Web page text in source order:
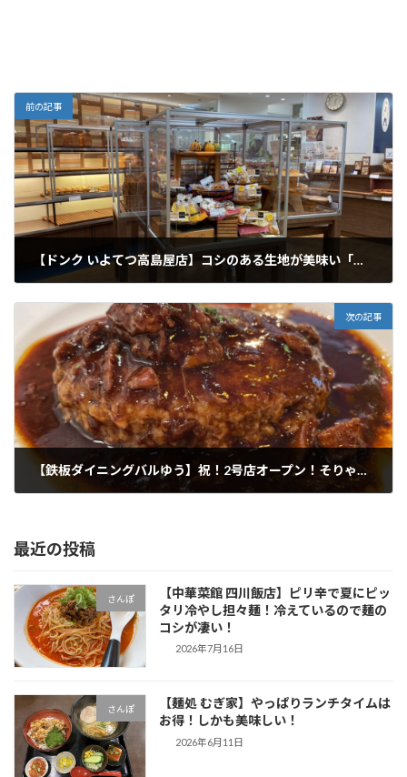
前の記事
【ドンク いよてつ高島屋店】コシのある生地が美味い「塩あんバター」！プティバタールなどはお好みでカットしてくれる！
次の記事
【鉄板ダイニングバルゆう】祝！2号店オープン！そりゃあの美味さで、あの価格で食べれるなら行くでしょうよ！
最近の投稿
さんぽ
【中華菜館 四川飯店】ピリ辛で夏にピッ
タリ冷やし担々麺！冷えているので麺の
コシが凄い！
2026年7月16日
さんぽ
【麺処 むぎ家】やっぱりランチタイムは
お得！しかも美味しい！
2026年6月11日